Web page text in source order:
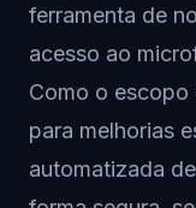
ferramenta de
acesso ao
Como o escopo
para melhorias
automatizada